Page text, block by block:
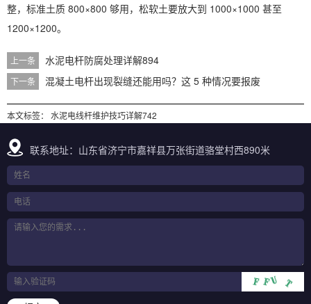
整，标准土质 800×800 够用，松软土要放大到 1000×1000 甚至
1200×1200。
上一条 水泥电杆防腐处理详解894
下一条 混凝土电杆出现裂缝还能用吗？这 5 种情况要报废
本文标签： 水泥电线杆维护技巧详解742
联系地址：山东省济宁市嘉祥县万张街道骆堂村西890米